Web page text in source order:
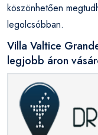
köszönhetően
legolcsóbban.
Villa Valtice
legjobb áron